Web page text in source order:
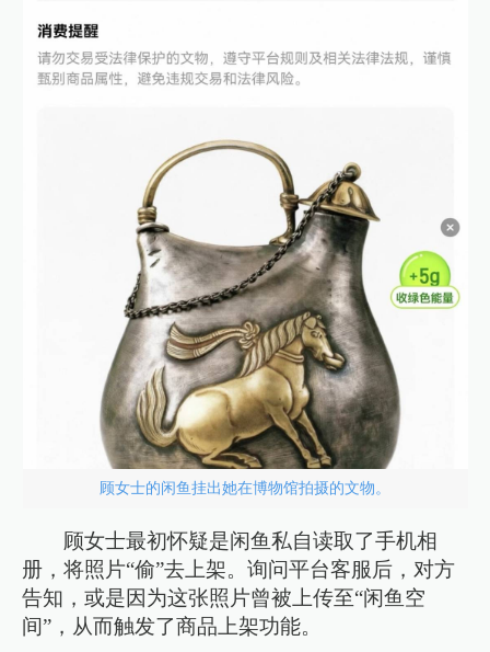
顾女士的闲鱼挂出她在博物馆拍摄的文物。
顾女士最初怀疑是闲鱼私自读取了手机相
册，将照片“偷”去上架。询问平台客服后，对方
告知，或是因为这张照片曾被上传至“闲鱼空
间”，从而触发了商品上架功能。